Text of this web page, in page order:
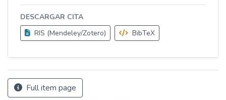
DESCARGAR CITA
RIS (Mendeley/Zotero)
BibTeX
Full item page